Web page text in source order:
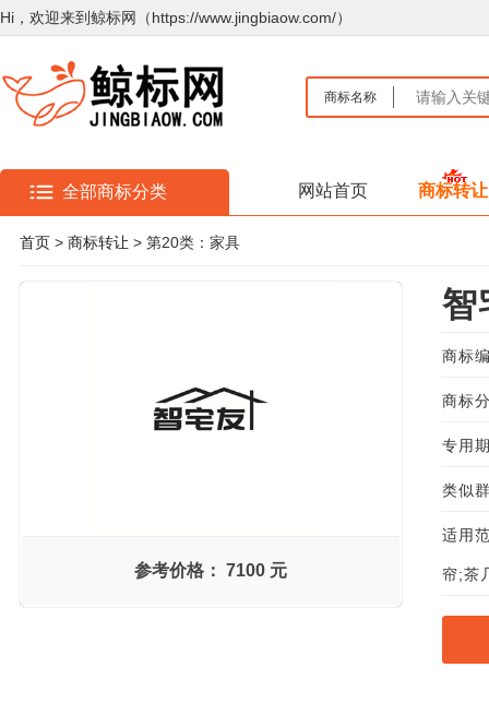
Hi，欢迎来到鲸标网（https://www.jingbiaow.com/）
商标名称
全部商标分类 网站首页 商标转让
首页 > 商标转让 > 第20类：家具
参考价格： 7100 元
智
商标
商标
专用
类似
适用
帘;茶